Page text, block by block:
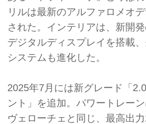
リルは最新のアルファロメオ
された。インテリアは、新開
デジタルディスプレイを搭載
システムも進化した。
2025年7月には新グレード「
ント」を追加。パワートレー
ヴェローチェと同じ、最高出